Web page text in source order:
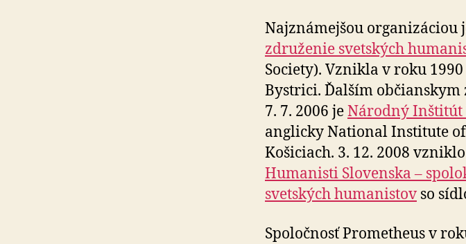
Najznámejšou organizáciou
združenie svetských
Society). Vznikla v roku
Bystrici. Ďalším
7. 7. 2006 jeNárodný Inštitút
anglicky National Institute
Košiciach. 3. 12. 2008
Humanisti Slovenska –
svetských humanistov so
Spoločnosť Prometheus v